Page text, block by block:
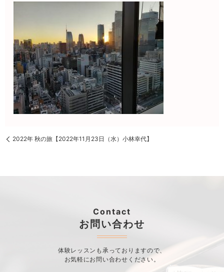
2022年 秋の旅【2022年11月23日（水）小林幸代】
Contact
お問い合わせ
体験レッスンも承っておりますので、
お気軽にお問い合わせください。